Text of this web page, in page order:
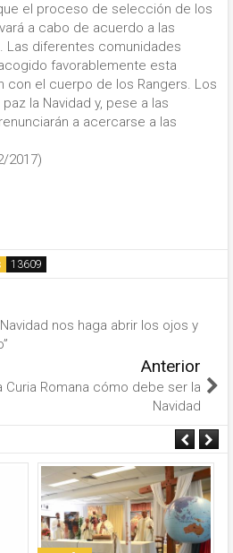
el proceso de selección de los
a cabo de acuerdo a las
Las diferentes comunidades
favorablemente esta
con el cuerpo de los Rangers. Los
la Navidad y, pese a las
a acercarse a las
2017)
Navidad nos haga abrir los ojos y
Anterior
Curia Romana cómo debe ser la
Navidad